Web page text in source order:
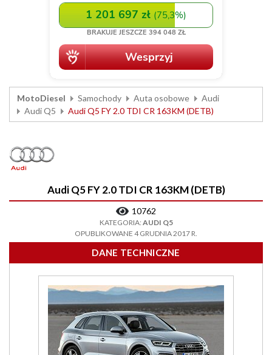
MotoDiesel Samochody Auta osobowe
Audi
Audi Q5
Audi Q5 FY 2.0 TDI CR 163KM (DETB)
Audi Q5 FY 2.0 TDI CR 163KM (DETB)
10762
KATEGORIA: AUDI Q5
OPUBLIKOWANE 4 GRUDNIA 2017 R.
DANE TECHNICZNE